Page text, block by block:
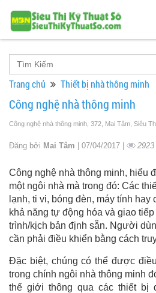
Trang chủ Thiết bị nhà thông minh
Công nghệ nhà thông minh
Công nghệ nhà thông minh, 372, Mai Tâm, Siêu
Đăng bởi Mai Tâm | 07/04/2017 | 2923
Công nghệ nhà thông minh, hiểu
một ngôi nhà mà trong đó: Các
lạnh, ti vi, bóng đèn, máy tính
khả năng tự động hóa và giao
trình/kịch bản định sẵn. Người
cần phải điều khiển bằng cách
Đặc biệt, chúng có thể được
trong chính ngôi nhà thông minh
thế giới thông qua các thiết bị